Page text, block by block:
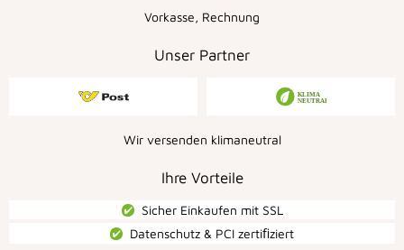
Vorkasse, Rechnung
Unser Partner
Wir versenden klimaneutral
Ihre Vorteile
Sicher Einkaufen mit SSL
Datenschutz & PCI zertiﬁziert